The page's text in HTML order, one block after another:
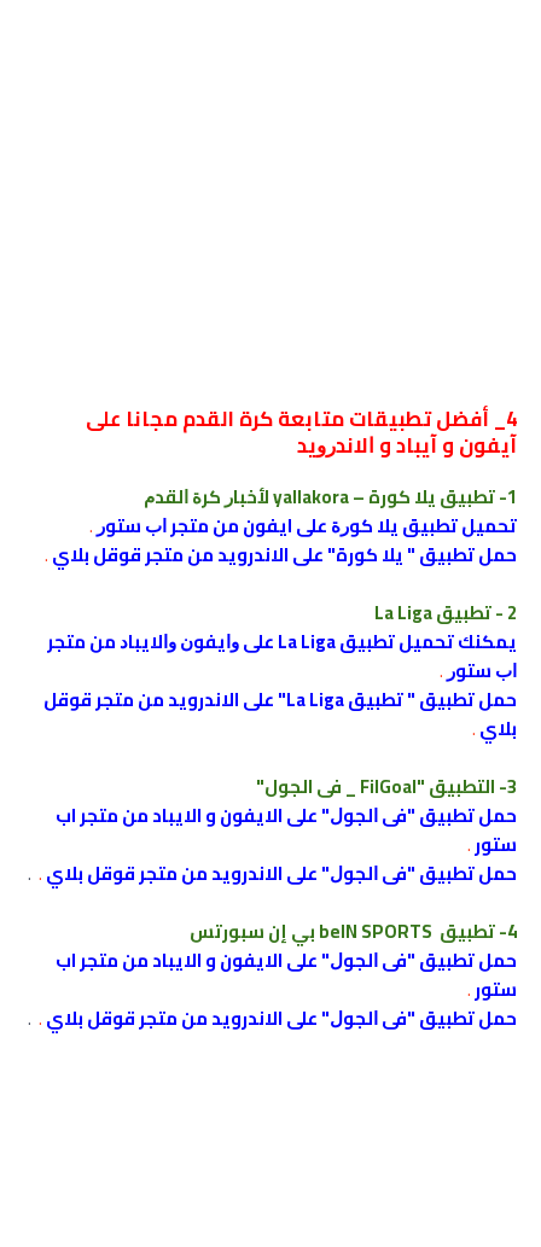
4_ أفضل تطبيقات متابعة كرة القدم مجانا على
آيفون و آيباد و ﺍﻻﻧﺪﺭﻭﻳﺪ
1- ﺗﻄﺒﻴﻖ يلا كورة – yallakora ﻷﺧﺒﺎﺭ ﻛﺮﺓ ﺍﻟﻘﺪﻡ
تحميل تطبيق ﻳﻼ ﻛﻮﺭﺓ على ايفون من متجر ﺍﺏ ﺳﺘﻮﺭ.
حمل تطبيق " يلا كورة" على الاندرويد من متجر قوقل بلاي.
2 - ﺗﻄﺒﻴﻖ La Liga
ﻳﻤﻜﻨﻚ ﺗﺤﻤﻴﻞ ﺗﻄﺒﻴﻖ La Liga ﻋﻠﻰ ﻭﺍﻳﻔﻮﻥ ﻭﺍﻻﻳﺒﺎﺩ من متجر
ﺍﺏ ﺳﺘﻮﺭ.
حمل تطبيق " ﺗﻄﺒﻴﻖ La Liga" على الاندرويد من متجر قوقل
بلاي.
3- التطبيق "FilGoal _ فى الجول"
حمل تطبيق "ﻓﻰ ﺍﻟﺠﻮﻝ" على الايفون و الايباد من متجر اب
ستور.
حمل تطبيق "ﻓﻰ ﺍﻟﺠﻮﻝ" على الاندرويد من متجر قوقل بلاي.
.
4- تطبيق beIN SPORTS بي إن سبورتس
حمل تطبيق "ﻓﻰ ﺍﻟﺠﻮﻝ" على الايفون و الايباد من متجر اب
ستور.
حمل تطبيق "ﻓﻰ ﺍﻟﺠﻮﻝ" على الاندرويد من متجر قوقل بلاي.
.